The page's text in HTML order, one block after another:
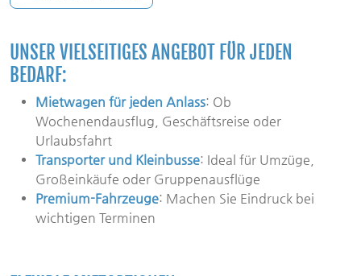
UNSER VIELSEITIGES ANGEBOT FÜR JEDEN
BEDARF:
Mietwagen für jeden Anlass: Ob
Wochenendausflug, Geschäftsreise oder
Urlaubsfahrt
Transporter und Kleinbusse: Ideal für Umzüge,
Großeinkäufe oder Gruppenausflüge
Premium-Fahrzeuge: Machen Sie Eindruck bei
wichtigen Terminen